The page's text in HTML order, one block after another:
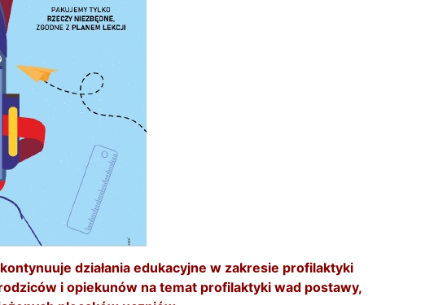
działania edukacyjne w zakresie profilaktyki
i opiekunów na temat profilaktyki wad postawy,